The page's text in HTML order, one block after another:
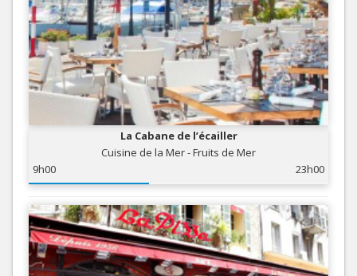
La Cabane de l’écailler
Cuisine de la Mer - Fruits de Mer
9h00
23h00